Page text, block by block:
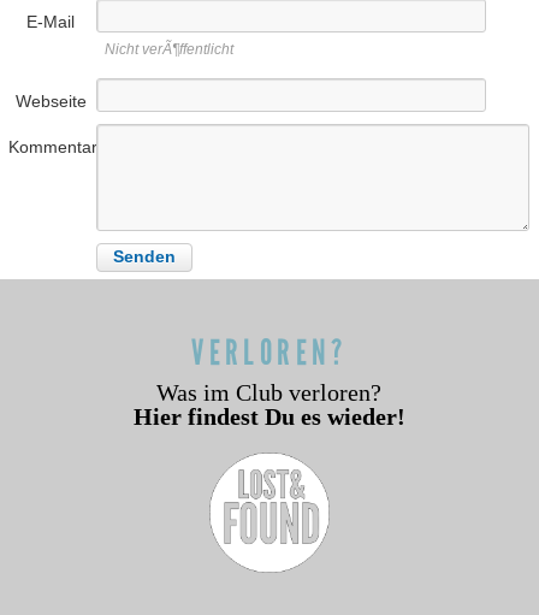
E-Mail
Nicht verÃ¶ffentlicht
Webseite
Kommentar
VERLOREN?
Was im Club verloren?
Hier findest Du es wieder!